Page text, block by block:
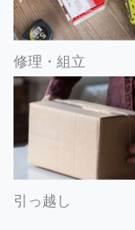
修理・組立
引っ越し